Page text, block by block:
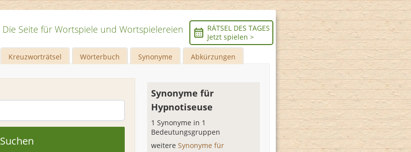
Die Seite für Wortspiele und Wortspielereien
RÄTSEL DES TAGES
Jetzt spielen >
Kreuzworträtsel Wörterbuch Synonyme Abkürzungen
Suchen
Synonyme für
Hypnotiseuse
1 Synonyme in 1
Bedeutungsgruppen
weitereSynonyme für